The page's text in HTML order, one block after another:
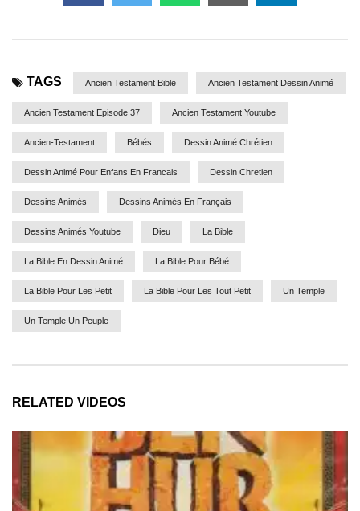
TAGS Ancien Testament Bible Ancien Testament Dessin Animé
Ancien Testament Episode 37 Ancien Testament Youtube
Ancien-Testament Bébés Dessin Animé Chrétien
Dessin Animé Pour Enfans En Francais Dessin Chretien
Dessins Animés Dessins Animés En Français
Dessins Animés Youtube Dieu La Bible
La Bible En Dessin Animé La Bible Pour Bébé
La Bible Pour Les Petit La Bible Pour Les Tout Petit Un Temple
Un Temple Un Peuple
RELATED VIDEOS